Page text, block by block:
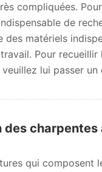
compliquées.
de
des matériels
Pour recueillir
lui passer un
charpentes
qui composent